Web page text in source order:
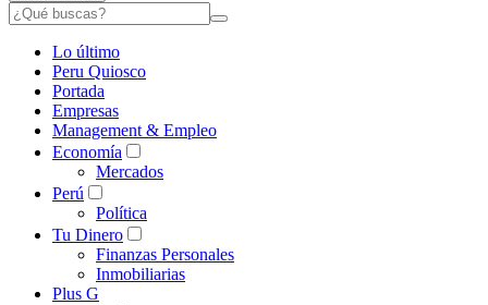
Lo último
Peru Quiosco
Portada
Empresas
Management & Empleo
Economía
Mercados
Perú
Política
Tu Dinero
Finanzas Personales
Inmobiliarias
Plus G